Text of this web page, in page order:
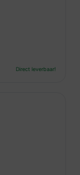
Direct leverbaar!